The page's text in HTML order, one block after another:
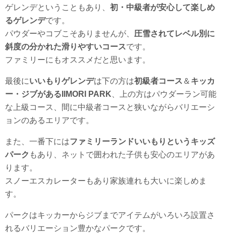
ゲレンデということもあり、 初・中級者が安心して楽しめ
るゲレンデです。
パウダーやコブこそありませんが、 圧雪されてレベル別に
斜度の分かれた滑りやすいコースです。
ファミリーにもオススメだと思います。
最後にいいもりゲレンデは下の方は初級者コース ＆ キッカ
ー・ジブがあるIIMORI PARK、上の方はパウダーラン可能
な上級コース、間に中級者コースと狭いながらバリエーシ
ョンのあるエリアです。
また、一番下にはファミリーランドいいもりというキッズ
パーク もあり、ネットで囲われた子供も安心のエリアがあ
ります。
スノーエスカレーターもあり家族連れも大いに楽しめま
す。
パークはキッカーからジブまでアイテムがいろいろ設置さ
れるバリエーション豊かなパークです。